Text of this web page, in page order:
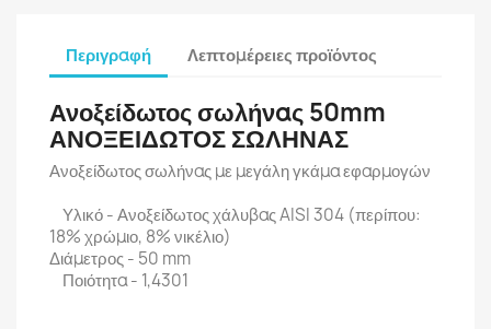
Περιγραφή Λεπτομέρειες προϊόντος
Ανοξείδωτος σωλήνας 50mm
ΑΝΟΞΕΙΔΩΤΟΣ ΣΩΛΗΝΑΣ
Ανοξείδωτος σωλήνας με μεγάλη γκάμα εφαρμογών
Υλικό - Ανοξείδωτος χάλυβας AISI 304 (περίπου:
18% χρώμιο, 8% νικέλιο)
Διάμετρος - 50 mm
Ποιότητα - 1,4301